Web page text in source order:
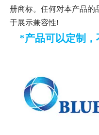
册商标。任何对本产品的
于展示兼容性!
*产品可以定制